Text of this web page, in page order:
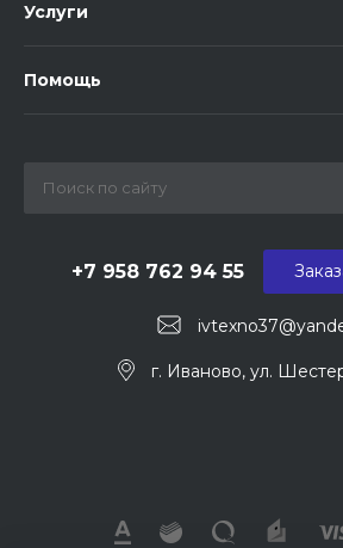
Услуги
Помощь
+7 958 762 94 55
г. Иваново, ул.